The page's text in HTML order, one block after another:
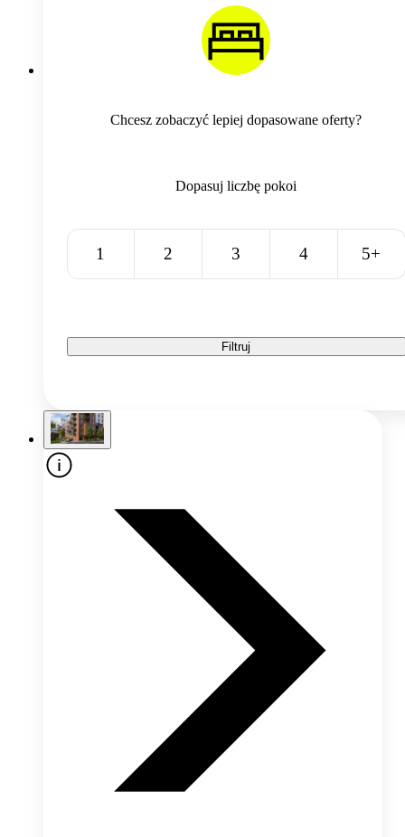
Chcesz zobaczyć lepiej dopasowane oferty?
Dopasuj liczbę pokoi
1 2 3 4 5+
Filtruj